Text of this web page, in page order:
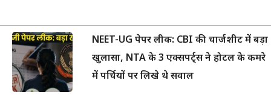
NEET-UG पेपर लीक: CBI की चार्जशीट में बड़ा
खुलासा, NTA के 3 एक्सपर्ट्स ने होटल के कमरे
में पर्चियों पर लिखे थे सवाल